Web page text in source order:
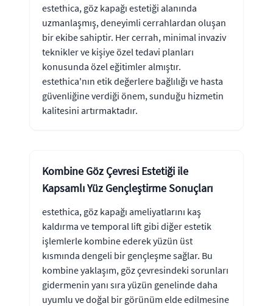
estethica, göz kapağı estetiği alanında
uzmanlaşmış, deneyimli cerrahlardan oluşan
bir ekibe sahiptir. Her cerrah, minimal invaziv
teknikler ve kişiye özel tedavi planları
konusunda özel eğitimler almıştır.
estethica'nın etik değerlere bağlılığı ve hasta
güvenliğine verdiği önem, sunduğu hizmetin
kalitesini artırmaktadır.
Kombine Göz Çevresi Estetiği ile
Kapsamlı Yüz Gençleştirme Sonuçları
estethica, göz kapağı ameliyatlarını kaş
kaldırma ve temporal lift gibi diğer estetik
işlemlerle kombine ederek yüzün üst
kısmında dengeli bir gençleşme sağlar. Bu
kombine yaklaşım, göz çevresindeki sorunları
gidermenin yanı sıra yüzün genelinde daha
uyumlu ve doğal bir görünüm elde edilmesine